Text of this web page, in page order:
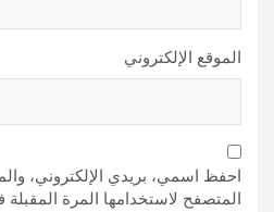
الموقع الإلكتروني
احفظ اسمي، بريدي الإلكتروني،
المتصفح لاستخدامها المرة